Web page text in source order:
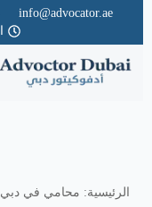
Skip
to
info@advocator.ae
الرئيسية: محامي في دبي